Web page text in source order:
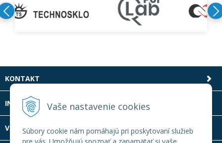
Vaše nastavenie cookies
Súbory cookie nám pomáhajú pri poskytovaní služieb
KONTAKT
INFOLINKA
VŠETKO O NÁKUPE